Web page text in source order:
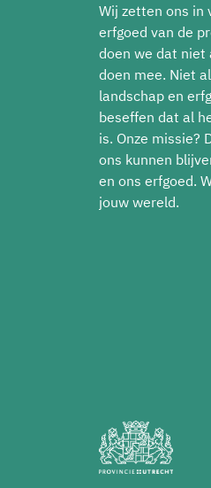
Wij zetten ons in
erfgoed van de
doen we dat niet
doen mee. Niet
landschap en
beseffen dat al
is. Onze missie?
ons kunnen
en ons erfgoed.
jouw wereld.